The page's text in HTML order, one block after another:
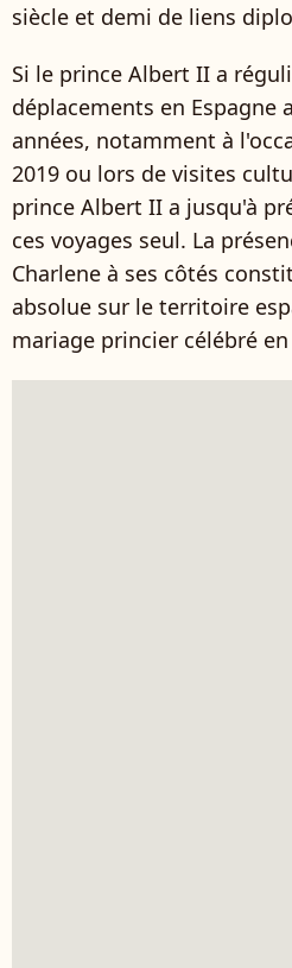
siècle et demi de liens
Si le prince Albert II a
déplacements en Espagne
années, notamment à
2019 ou lors de visites
prince Albert II a jusqu'à
ces voyages seul. La
Charlene à ses côtés
absolue sur le territoire
mariage princier célébré